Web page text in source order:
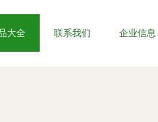
大全 联系我们 企业信息